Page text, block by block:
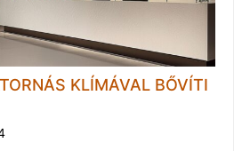
KLÍMÁVAL BŐVÍTI